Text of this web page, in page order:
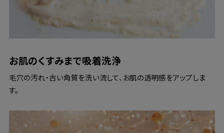
お肌のくすみまで吸着洗浄
毛穴の汚れ・古い角質を洗い流して、お肌の透明感をアップしま
す。